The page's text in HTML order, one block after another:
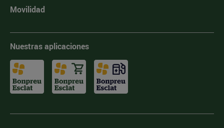
Movilidad
Nuestras aplicaciones